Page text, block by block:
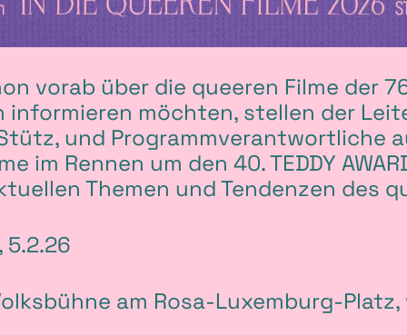
vorab über die queeren Filme der
informieren möchten, stellen der
und Programmverantwortliche
im Rennen um den 40. TEDDY
Themen und Tendenzen des
Volksbühne am Rosa-Luxemburg-